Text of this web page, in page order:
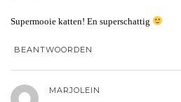
Supermooie katten! En superschattig
BEANTWOORDEN
MARJOLEIN